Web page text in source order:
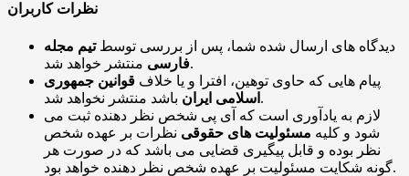
نظرات کاربران
دیدگاه های ارسال شده شما، پس از بررسی توسطتیم مجله
فارسیمنتشر خواهد شد.
پیام هایی که حاوی توهین، افترا و یا خلاف قوانین جمهوری
اسلامی ایران باشد منتشر نخواهد شد.
لازم به یادآوری است که آی پی شخص نظر دهنده ثبت می
شود و کلیه مسئولیت های حقوقی نظرات بر عهده شخص
نظر بوده و قابل پیگیری قضایی می باشد که در صورت هر
گونه شکایت مسئولیت بر عهده شخص نظر دهنده خواهد بود.